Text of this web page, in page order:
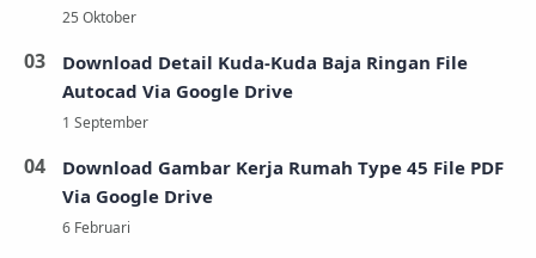
Download Detail Kuda-Kuda Baja Ringan File
Autocad Via Google Drive
Download Gambar Kerja Rumah Type 45 File PDF
Via Google Drive